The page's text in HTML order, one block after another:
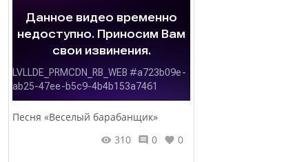
Песня «Веселый барабанщик»
310
0 0